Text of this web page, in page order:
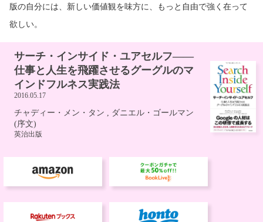
版の自分には、新しい価値観を味方に、もっと自由で強く在って
欲しい。